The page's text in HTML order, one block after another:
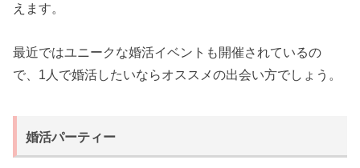
えます。
最近ではユニークな婚活イベントも開催されているの
で、1人で婚活したいならオススメの出会い方でしょう。
婚活パーティー